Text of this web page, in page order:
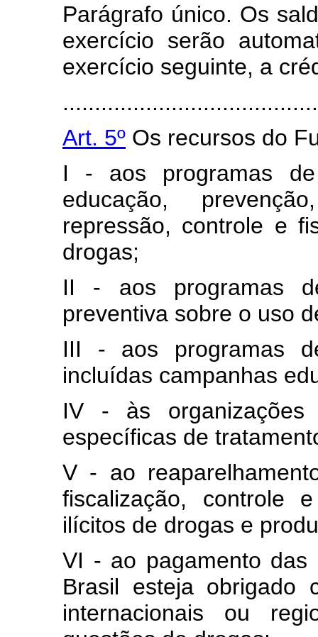
Parágrafo único. Os
exercício serão
exercício seguinte, a
Art. 5º Os recursos do
I - aos programas de
educação,
repressão, controle e
drogas;
II - aos programas
preventiva sobre o uso
III - aos programas
incluídas campanhas
IV - às organizações
específicas de
V - ao
fiscalização, controle
ilícitos de drogas e
VI - ao pagamento
Brasil esteja obrigado
internacionais ou